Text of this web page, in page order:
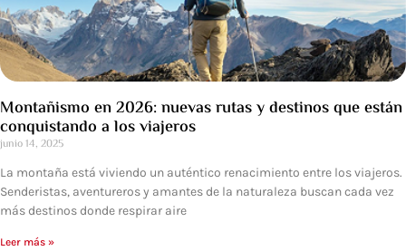
Montañismo en 2026: nuevas rutas y destinos que están
conquistando a los viajeros
junio 14, 2025
La montaña está viviendo un auténtico renacimiento entre los viajeros.
Senderistas, aventureros y amantes de la naturaleza buscan cada vez
más destinos donde respirar aire
Leer más »